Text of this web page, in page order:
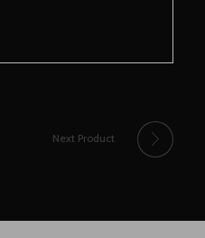
Next Product